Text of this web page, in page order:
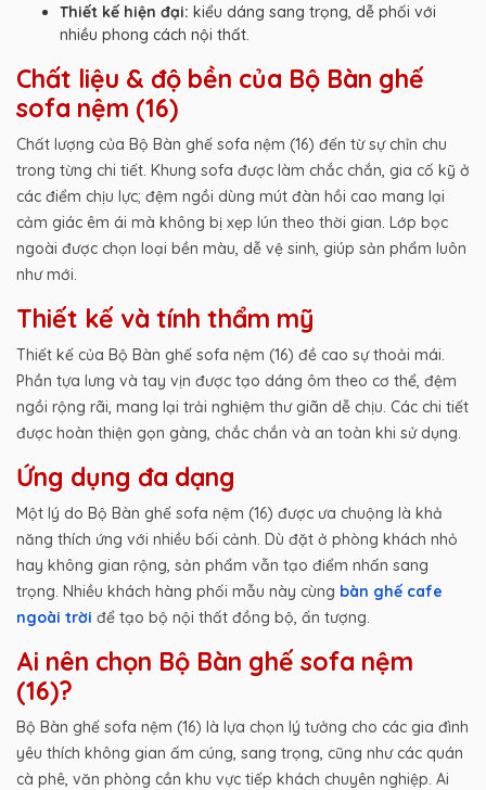
Thiết kế hiện đại: kiểu dáng sang trọng, dễ phối với
nhiều phong cách nội thất.
Chất liệu & độ bền của Bộ Bàn ghế
sofa nệm (16)
Chất lượng của Bộ Bàn ghế sofa nệm (16) đến từ sự chỉn chu
trong từng chi tiết. Khung sofa được làm chắc chắn, gia cố kỹ ở
các điểm chịu lực; đệm ngồi dùng mút đàn hồi cao mang lại
cảm giác êm ái mà không bị xẹp lún theo thời gian. Lớp bọc
ngoài được chọn loại bền màu, dễ vệ sinh, giúp sản phẩm luôn
như mới.
Thiết kế và tính thẩm mỹ
Thiết kế của Bộ Bàn ghế sofa nệm (16) đề cao sự thoải mái.
Phần tựa lưng và tay vịn được tạo dáng ôm theo cơ thể, đệm
ngồi rộng rãi, mang lại trải nghiệm thư giãn dễ chịu. Các chi tiết
được hoàn thiện gọn gàng, chắc chắn và an toàn khi sử dụng.
Ứng dụng đa dạng
Một lý do Bộ Bàn ghế sofa nệm (16) được ưa chuộng là khả
năng thích ứng với nhiều bối cảnh. Dù đặt ở phòng khách nhỏ
hay không gian rộng, sản phẩm vẫn tạo điểm nhấn sang
trọng. Nhiều khách hàng phối mẫu này cùng bàn ghế cafe
ngoài trời để tạo bộ nội thất đồng bộ, ấn tượng.
Ai nên chọn Bộ Bàn ghế sofa nệm
(16)?
Bộ Bàn ghế sofa nệm (16) là lựa chọn lý tưởng cho các gia đình
yêu thích không gian ấm cúng, sang trọng, cũng như các quán
cà phê, văn phòng cần khu vực tiếp khách chuyên nghiệp. Ai